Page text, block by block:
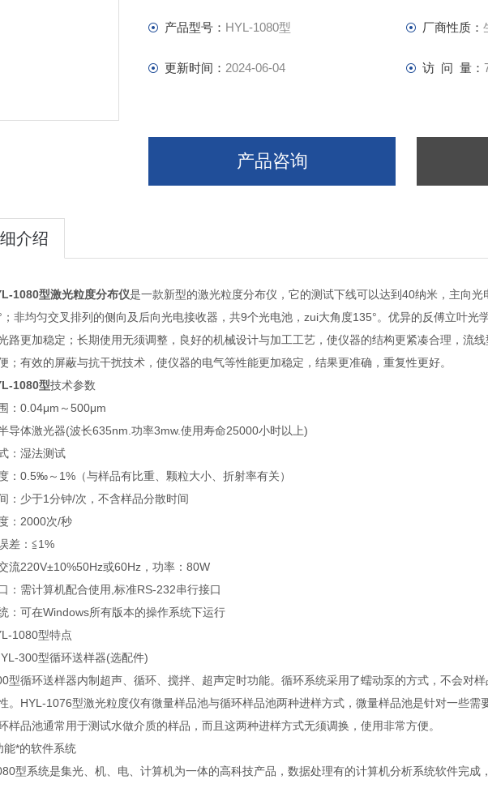
产品型号： HYL-1080型 厂商性质：
更新时间： 2024-06-04 访 问 量：
产品咨询
介绍
1080型激光粒度分布仪是一款新型的激光粒度分布仪，它的测试下线可以达到40纳米，主向
；非均匀交叉排列的侧向及后向光电接收器，共9个光电池，zui大角度135°。优异的反傅立叶光
路更加稳定；长期使用无须调整，良好的机械设计与加工工艺，使仪器的结构更紧凑合理，流
；有效的屏蔽与抗干扰技术，使仪器的电气等性能更加稳定，结果更准确，重复性更好。
1080型技术参数
：0.04μm～500μm
导体激光器(波长635nm.功率3mw.使用寿命25000小时以上)
：湿法测试
：0.5‰～1%（与样品有比重、颗粒大小、折射率有关）
：少于1分钟/次，不含样品分散时间
：2000次/秒
差：≦1%
流220V±10%50Hz或60Hz，功率：80W
：需计算机配合使用,标准RS-232串行接口
：可在Windows所有版本的操作系统下运行
1080型特点
300型循环送样器(选配件)
型循环送样器内制超声、循环、搅拌、超声定时功能。循环系统采用了蠕动泵的方式，不会对
。HYL-1076型激光粒度仪有微量样品池与循环样品池两种进样方式，微量样品池是针对一些需
样品池通常用于测试水做介质的样品，而且这两种进样方式无须调换，使用非常方便。
能*的软件系统
型系统是集光、机、电、计算机为一体的高科技产品，数据处理有的计算机分析系统软件完成